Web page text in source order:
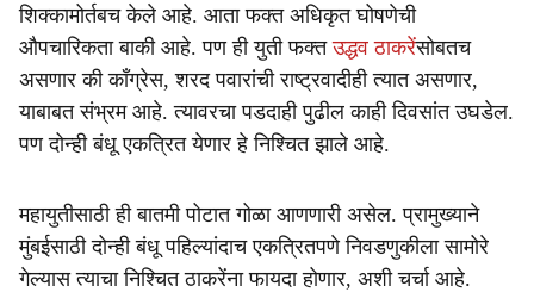
शिक्कामोर्तबच केले आहे. आता फक्त अधिकृत घोषणेची
औपचारिकता बाकी आहे. पण ही युती फक्तउद्धव ठाकरेंसोबतच
असणार की काँग्रेस, शरद पवारांची राष्ट्रवादीही त्यात असणार,
याबाबत संभ्रम आहे. त्यावरचा पडदाही पुढील काही दिवसांत उघडेल.
पण दोन्ही बंधू एकत्रित येणार हे निश्चित झाले आहे.
महायुतीसाठी ही बातमी पोटात गोळा आणणारी असेल. प्रामुख्याने
मुंबईसाठी दोन्ही बंधू पहिल्यांदाच एकत्रितपणे निवडणुकीला सामोरे
गेल्यास त्याचा निश्चित ठाकरेंना फायदा होणार, अशी चर्चा आहे.